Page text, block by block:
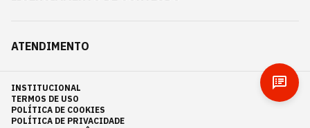
ATENDIMENTO
INSTITUCIONAL
TERMOS DE USO
POLÍTICA DE COOKIES
POLÍTICA DE PRIVACIDADE